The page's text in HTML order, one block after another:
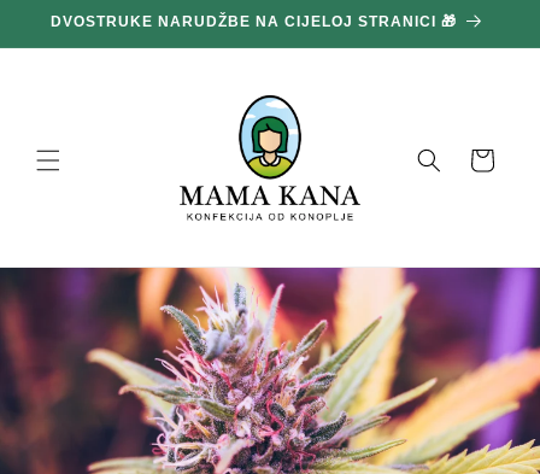
na
sadržaj
DVOSTRUKE NARUDŽBE NA CIJELOJ STRANICI 🎁
Košara